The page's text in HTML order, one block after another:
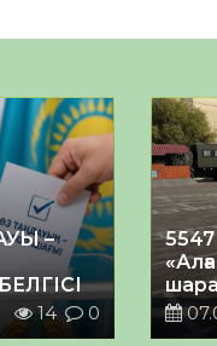
–
14 0